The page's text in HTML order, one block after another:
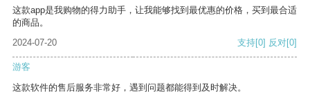
这款app是我购物的得力助手，让我能够找到最优惠的价格，买到最合适
的商品。
2024-07-20
支持[0] 反对[0]
游客
这款软件的售后服务非常好，遇到问题都能得到及时解决。